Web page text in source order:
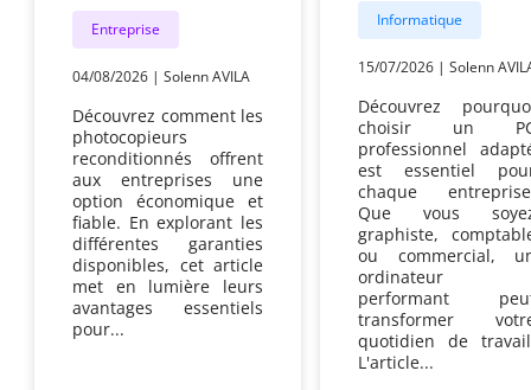
Entreprise
04/08/2026 | Solenn AVILA
Découvrez comment les
photocopieurs
reconditionnés offrent
aux entreprises une
option économique et
fiable. En explorant les
différentes garanties
disponibles, cet article
met en lumière leurs
avantages essentiels
pour...
Informatique
15/07/2026 | Solenn
Découvrez
choisir un
professionnel
est essentiel
chaque
Que vous
graphiste,
ou commercial,
ordinateur
performant
transformer
quotidien de
L'article...